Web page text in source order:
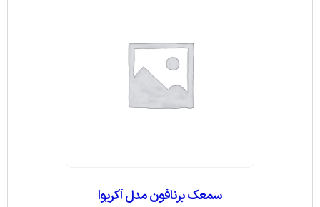
سمعک برنافون مدل آکریوا